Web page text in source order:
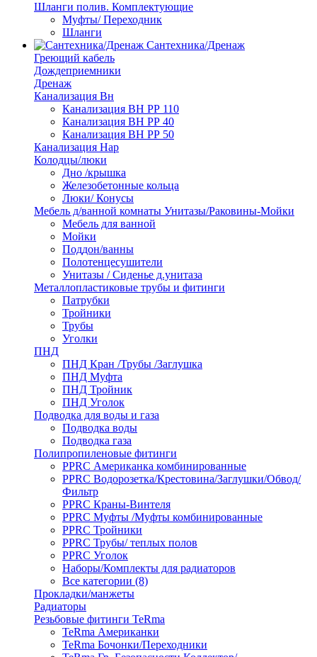
Шланги полив. Комплектующие
Муфты/ Переходник
Шланги
Сантехника/Дренаж
Греющий кабель
Дождеприемники
Дренаж
Канализация Вн
Канализация ВН РР 110
Канализация ВН РР 40
Канализация ВН РР 50
Канализация Нар
Колодцы/люки
Дно /крышка
Железобетонные кольца
Люки/ Конусы
Мебель д/ванной комнаты Унитазы/Раковины-Мойки
Мебель для ванной
Мойки
Поддон/ванны
Полотенцесушители
Унитазы / Сиденье д.унитаза
Металлопластиковые трубы и фитинги
Патрубки
Тройники
Трубы
Уголки
ПНД
ПНД Кран /Трубы /Заглушка
ПНД Муфта
ПНД Тройник
ПНД Уголок
Подводка для воды и газа
Подводка воды
Подводка газа
Полипропиленовые фитинги
PPRC Американка комбинированные
PPRC Водорозетка/Крестовина/Заглушки/Обвод/
Фильтр
PPRC Краны-Винтеля
PPRC Муфты /Муфты комбинированные
PPRC Тройники
PPRC Трубы/ теплых полов
PPRC Уголок
Наборы/Комплекты для радиаторов
Все категории (8)
Прокладки/манжеты
Радиаторы
Резьбовые фитинги TeRma
TeRma Американки
TeRma Бочонки/Переходники